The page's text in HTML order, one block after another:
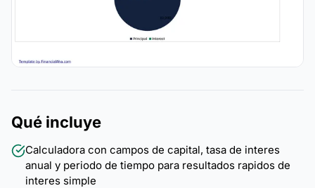
Qué incluye
Calculadora con campos de capital, tasa de interes
anual y periodo de tiempo para resultados rapidos de
interes simple